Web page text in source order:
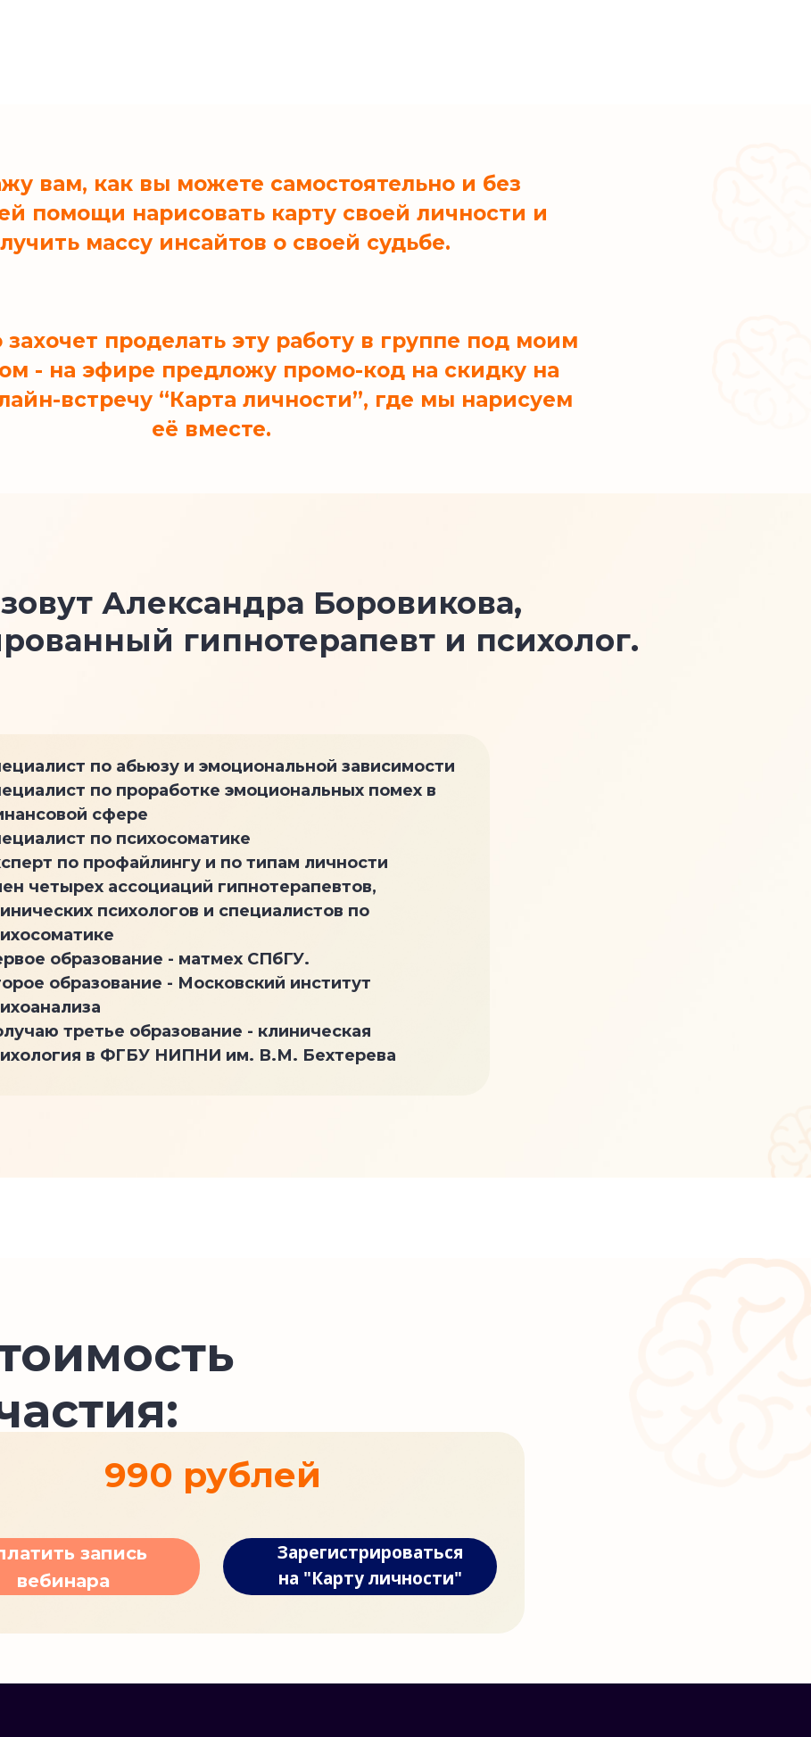
вам, как вы можете самостоятельно и без
помощи нарисовать карту своей личности и
массу инсайтов о своей судьбе.
захочет проделать эту работу в группе под моим
- на эфире предложу промо-код на скидку на
встречу “Карта личности”, где мы нарисуем
её вместе.
Александра Боровикова,
гипнотерапевт и психолог.
по абьюзу и эмоциональной зависимости
по проработке эмоциональных помех в
сфере
по психосоматике
по профайлингу и по типам личности
четырех ассоциаций гипнотерапевтов,
психологов и специалистов по
образование - матмех СПбГУ.
образование - Московский институт
третье образование - клиническая
в ФГБУ НИПНИ им. В.М. Бехтерева
запись
вебинара
990 рублей
Зарегистрироваться
на "Карту личности"